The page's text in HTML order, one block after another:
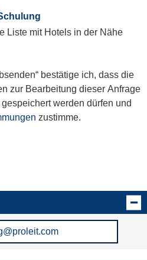
Liste mit Hotels in der Nähe
bestätige ich, dass die
zur Bearbeitung dieser Anfrage
werden dürfen und
zustimme.